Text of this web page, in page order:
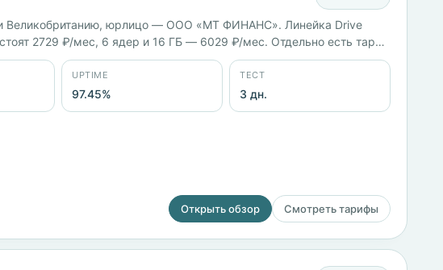
Великобританию, юрлицо — ООО «МТ ФИНАНС». Линейка Drive
2729 ₽/мес, 6 ядер и 16 ГБ — 6029 ₽/мес. Отдельно есть тариф
uptime — 97,45%.
UPTIME
97.45%
ТЕСТ
3 дн.
Открыть обзор Смотреть тарифы